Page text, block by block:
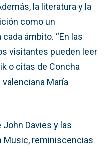
la literatura y la
como un
ámbito. “En las
visitantes pueden leer
o citas de Concha
María
Davies y las
Music, reminiscencias